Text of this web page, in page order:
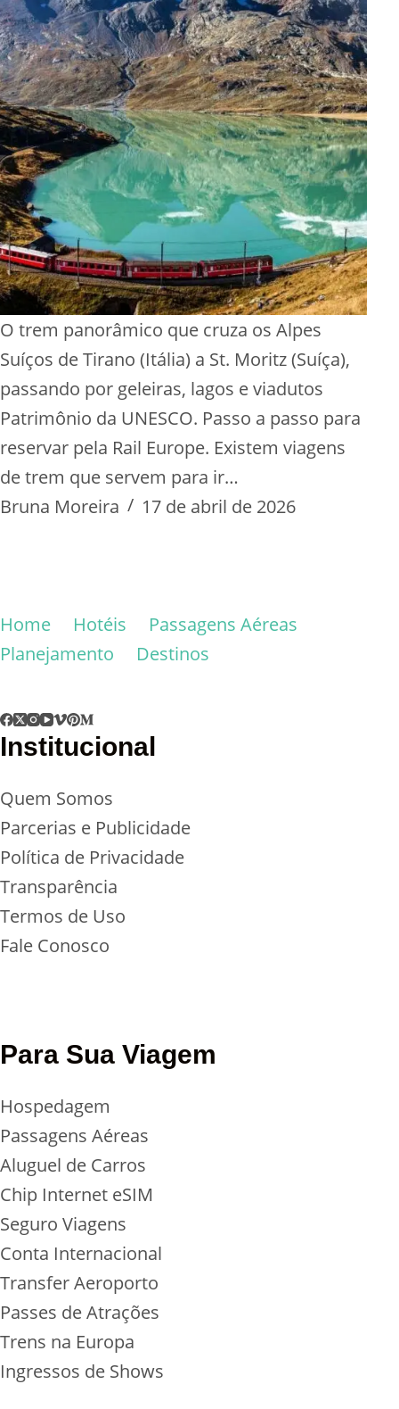
O trem panorâmico que cruza os Alpes
Suíços de Tirano (Itália) a St. Moritz (Suíça),
passando por geleiras, lagos e viadutos
Patrimônio da UNESCO. Passo a passo para
reservar pela Rail Europe. Existem viagens
de trem que servem para ir…
Bruna Moreira
17 de abril de 2026
Home Hotéis
Passagens Aéreas
Planejamento
Destinos
Institucional
Quem Somos
Parcerias e Publicidade
Política de Privacidade
Transparência
Termos de Uso
Fale Conosco
Para Sua Viagem
Hospedagem
Passagens Aéreas
Aluguel de Carros
Chip Internet eSIM
Seguro Viagens
Conta Internacional
Transfer Aeroporto
Passes de Atrações
Trens na Europa
Ingressos de Shows